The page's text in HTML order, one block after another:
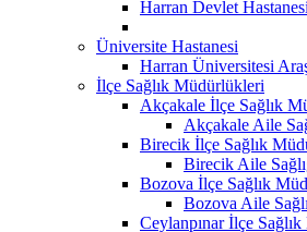
Harran Devlet Hastanesi
Üniversite Hastanesi
Harran Üniversitesi
İlçe Sağlık Müdürlükleri
Akçakale İlçe Sağlık
Akçakale Aile
Birecik İlçe Sağlık
Birecik Aile
Bozova İlçe Sağlık
Bozova Aile
Ceylanpınar İlçe